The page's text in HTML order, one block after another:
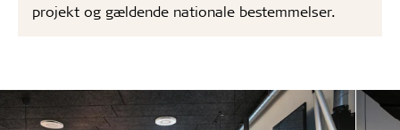
projekt og gældende nationale bestemmelser.